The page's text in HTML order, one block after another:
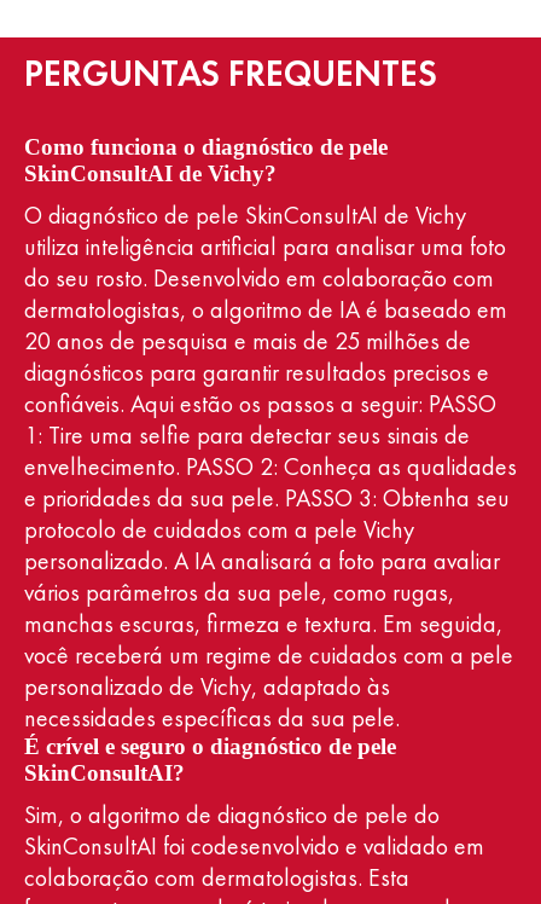
PERGUNTAS FREQUENTES
Como funciona o diagnóstico de pele
SkinConsultAI de Vichy?
O diagnóstico de pele SkinConsultAI de Vichy
utiliza inteligência artificial para analisar uma foto
do seu rosto. Desenvolvido em colaboração com
dermatologistas, o algoritmo de IA é baseado em
20 anos de pesquisa e mais de 25 milhões de
diagnósticos para garantir resultados precisos e
confiáveis. Aqui estão os passos a seguir: PASSO
1: Tire uma selfie para detectar seus sinais de
envelhecimento. PASSO 2: Conheça as qualidades
e prioridades da sua pele. PASSO 3: Obtenha seu
protocolo de cuidados com a pele Vichy
personalizado. A IA analisará a foto para avaliar
vários parâmetros da sua pele, como rugas,
manchas escuras, firmeza e textura. Em seguida,
você receberá um regime de cuidados com a pele
personalizado de Vichy, adaptado às
necessidades específicas da sua pele.
É crível e seguro o diagnóstico de pele
SkinConsultAI?
Sim, o algoritmo de diagnóstico de pele do
SkinConsultAI foi codesenvolvido e validado em
colaboração com dermatologistas. Esta